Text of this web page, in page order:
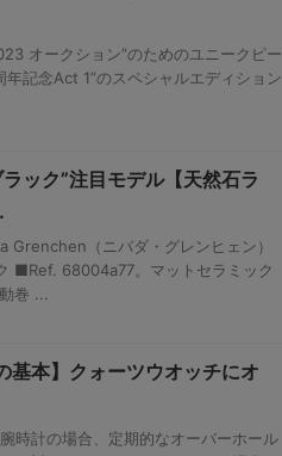
オークション”のためのユニークピー
記念Act 1”のスペシャルエディション
ック”注目モデル【天然石ラ
Grenchen（ニバダ・グレンヒェン）
■Ref. 68004a77。マットセラミック
巻 ...
基本】クォーツウオッチにオ
時計の場合、定期的なオーバーホール